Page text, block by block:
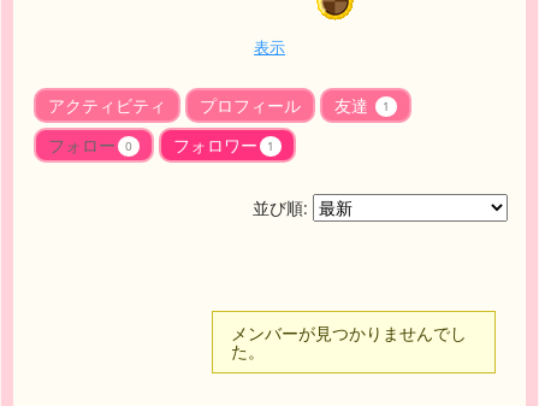
表示
アクティビティ プロフィール 友達 1
フォロー 0 フォロワー 1
並び順:
メンバーが見つかりませんでし
た。